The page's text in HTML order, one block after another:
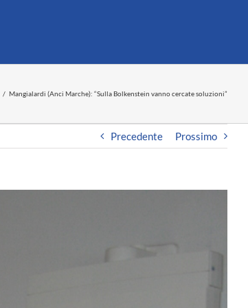
Mangialardi (Anci Marche): “Sulla Bolkenstein vanno cercate soluzioni”
Precedente Prossimo